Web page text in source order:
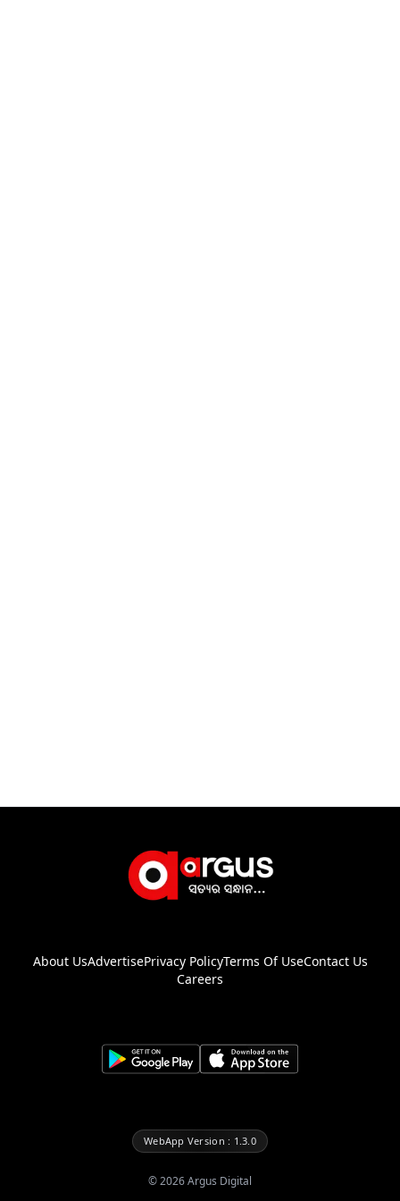
About UsAdvertisePrivacy PolicyTerms Of UseContact Us
Careers
WebApp Version : 1.3.0
©2026Argus Digital